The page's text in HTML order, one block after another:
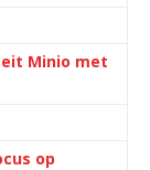
Minio met
op